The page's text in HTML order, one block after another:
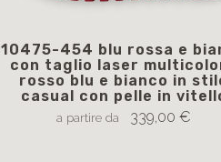
10475-454 blu rossa e
con taglio laser
rosso blu e bianco in
casual con pelle in
a partire da 339,00 €